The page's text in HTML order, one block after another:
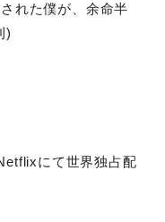
れた僕が、余命半
)
にて世界独占配